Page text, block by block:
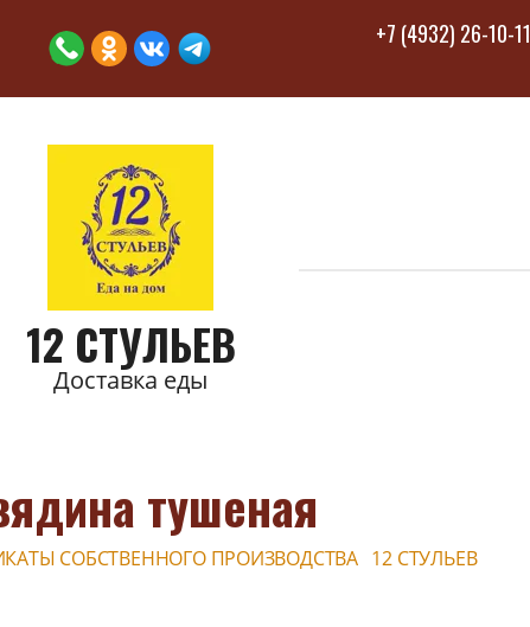
+7 (4932) 26-10-11
12 СТУЛЬЕВ
Доставка еды
тушеная
СОБСТВЕННОГО ПРОИЗВОДСТВА   12 СТУЛЬЕВ